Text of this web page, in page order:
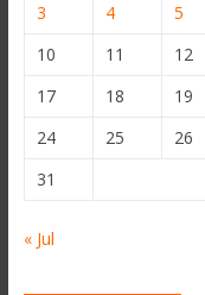
3
4 5
10
11 12
17
18 19
24
25 26
31
« Jul